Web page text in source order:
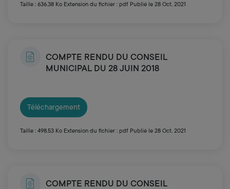
Taille : 636.38 Ko Extension du fichier : pdf Publié le 28 Oct. 2021
COMPTE RENDU DU CONSEIL
MUNICIPAL DU 28 JUIN 2018
Téléchargement
Taille : 498.53 Ko Extension du fichier : pdf Publié le 28 Oct. 2021
COMPTE RENDU DU CONSEIL